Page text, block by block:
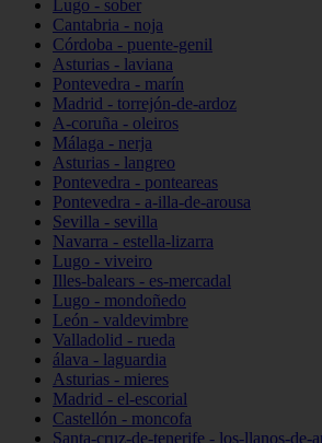
Lugo - sober
Cantabria - noja
Córdoba - puente-genil
Asturias - laviana
Pontevedra - marín
Madrid - torrejón-de-ardoz
A-coruña - oleiros
Málaga - nerja
Asturias - langreo
Pontevedra - ponteareas
Pontevedra - a-illa-de-arousa
Sevilla - sevilla
Navarra - estella-lizarra
Lugo - viveiro
Illes-balears - es-mercadal
Lugo - mondoñedo
León - valdevimbre
Valladolid - rueda
álava - laguardia
Asturias - mieres
Madrid - el-escorial
Castellón - moncofa
Santa-cruz-de-tenerife - los-llanos-de-